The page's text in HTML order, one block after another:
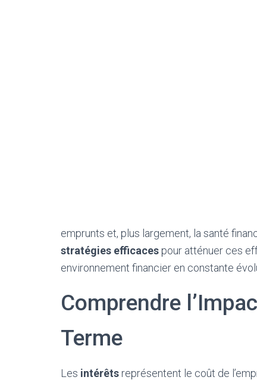
emprunts et, plus largement, la santé
stratégies efficaces pour atténuer ces
environnement financier en constante
Comprendre
Terme
Les intérêts représentent le coût de